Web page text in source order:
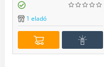
1 eladó